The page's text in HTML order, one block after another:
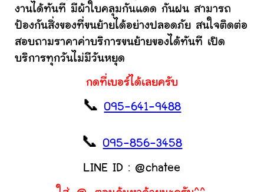
งานได้ทันที มีผ้าใบคลุมกันแดด กันฝน สามารถ
ป้องกันสิ่งของที่ขนย้ายได้อย่างปลอดภัย สนใจติดต่อ
สอบถามราคาค่าบริการขนย้ายของได้ทันที เปิด
บริการทุกวันไม่มีวันหยุด
กดที่เบอร์ได้เลยครับ
📞095-641-9488
📞095-856-3458
LINE ID : @chatee